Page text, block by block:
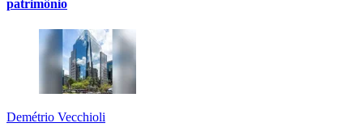
patrimônio
Demétrio Vecchioli